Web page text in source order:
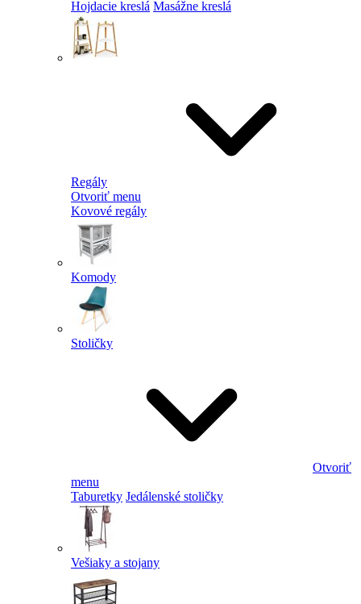
Hojdacie kreslá Masážne kreslá
Regály
Otvoriť menu
Kovové regály
Komody
Stoličky
Otvoriť
menu
Taburetky Jedálenské stoličky
Vešiaky a stojany